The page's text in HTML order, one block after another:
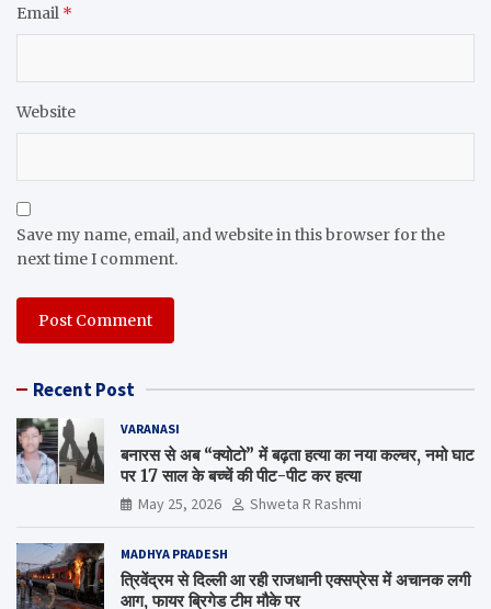
Email *
Website
Save my name, email, and website in this browser for the
next time I comment.
Recent Post
VARANASI
बनारस से अब “क्योटो” में बढ़ता हत्या का नया कल्चर, नमो घाट
पर 17 साल के बच्चें की पीट-पीट कर हत्या
May 25, 2026 Shweta R Rashmi
MADHYA PRADESH
त्रिवेंद्रम से दिल्ली आ रही राजधानी एक्सप्रेस में अचानक लगी
आग, फायर ब्रिगेड टीम मौके पर